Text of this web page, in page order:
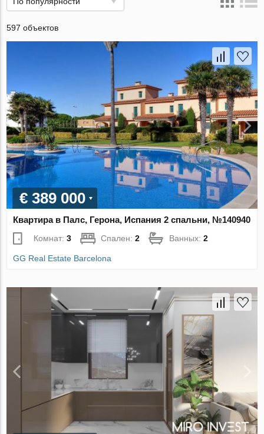
597 объектов
€ 389 000
Квартира в Палс, Герона, Испания 2 спальни, №140940
Комнат:3 Спален:2 Ванных:2
GG Real Estate Barcelona